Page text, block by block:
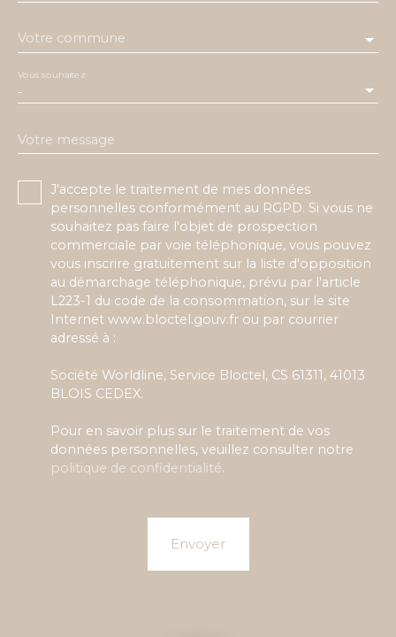
Votre commune
-
Vous souhaitez
Votre message
J'accepte le traitement de mes données
personnelles conformément au RGPD. Si vous ne
souhaitez pas faire l'objet de prospection
commerciale par voie téléphonique, vous pouvez
vous inscrire gratuitement sur la liste d'opposition
au démarchage téléphonique, prévu par l'article
L223-1 du code de la consommation, sur le site
Internet www.bloctel.gouv.fr ou par courrier
adressé à :
Société Worldline, Service Bloctel, CS 61311, 41013
BLOIS CEDEX.
Pour en savoir plus sur le traitement de vos
données personnelles, veuillez consulter notre
politique de confidentialité.
Envoyer